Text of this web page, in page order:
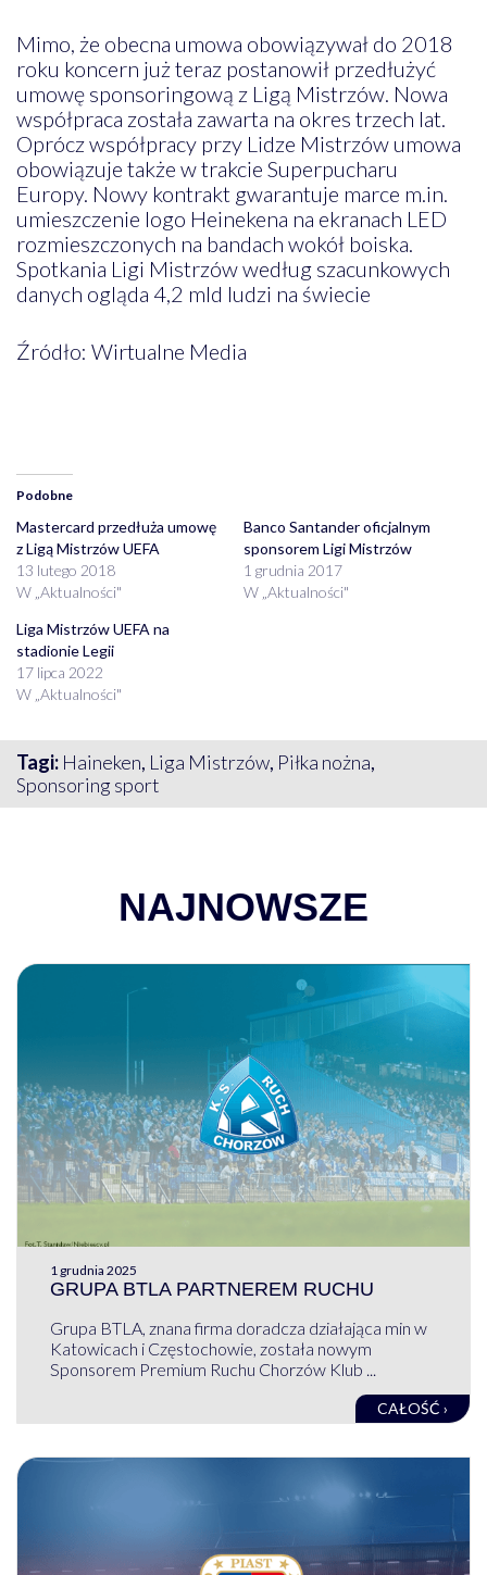
Mimo, że obecna umowa obowiązywał do 2018
roku koncern już teraz postanowił przedłużyć
umowę sponsoringową z Ligą Mistrzów. Nowa
współpraca została zawarta na okres trzech lat.
Oprócz współpracy przy Lidze Mistrzów umowa
obowiązuje także w trakcie Superpucharu
Europy. Nowy kontrakt gwarantuje marce m.in.
umieszczenie logo Heinekena na ekranach LED
rozmieszczonych na bandach wokół boiska.
Spotkania Ligi Mistrzów według szacunkowych
danych ogląda 4,2 mld ludzi na świecie
Źródło: Wirtualne Media
Podobne
Mastercard przedłuża umowę
z Ligą Mistrzów UEFA
13 lutego 2018
W „Aktualności"
Banco Santander oficjalnym
sponsorem Ligi Mistrzów
1 grudnia 2017
W „Aktualności"
Liga Mistrzów UEFA na
stadionie Legii
17 lipca 2022
W „Aktualności"
Tagi: Haineken, Liga Mistrzów, Piłka nożna,
Sponsoring sport
NAJNOWSZE
1 grudnia 2025
GRUPA BTLA PARTNEREM RUCHU
Grupa BTLA, znana firma doradcza działająca min w
Katowicach i Częstochowie, została nowym
Sponsorem Premium Ruchu Chorzów Klub ...
CAŁOŚĆ ›